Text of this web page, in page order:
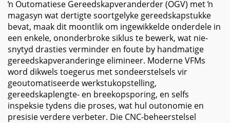
ŉ Outomatiese Gereedskapveranderder (OGV) met ŉ
magasyn wat dertigte soortgelyke gereedskapstukke
bevat, maak dit moontlik om ingewikkelde onderdele in
een enkele, ononderbroke siklus te bewerk, wat nie-
snytyd drasties verminder en foute by handmatige
gereedskapveranderinge elimineer. Moderne VFMs
word dikwels toegerus met sondeerstelsels vir
geoutomatiseerde werkstukopstelling,
gereedskaplengte- en breekopsporing, en selfs
inspeksie tydens die proses, wat hul outonomie en
presisie verdere verbeter. Die CNC-beheerstelsel